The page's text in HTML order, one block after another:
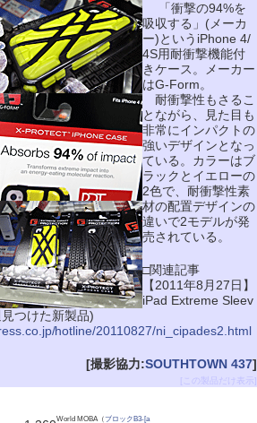
「衝撃の94%を
吸収する」(メーカ
ー)というiPhone 4/
4S用耐衝撃機能付
きケース。メーカー
はG-Form。
耐衝撃性もさるこ
とながら、見た目も
非常にインパクトの
強いデザインとなっ
ている。カラーはブ
ラックとイエローの
2色で、耐衝撃性素
材の配置デザインの
違いで2モデルが発
売されている。
□関連記事
【2011年8月27日】
iPad Extreme Sleev
つけた新製品)
hotline/20110827/ni_cipades2.html
[撮影協力:SOUTHTOWN 437]
[この製品だけ表示]
World MOBA（ブロックB3-[a